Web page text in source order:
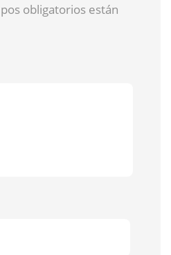
obligatorios están